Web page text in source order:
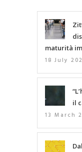
maturità
18 July
il
13 March